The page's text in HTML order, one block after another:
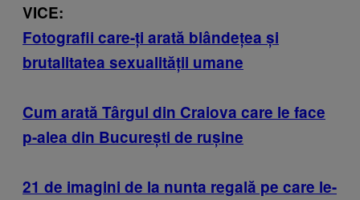
VICE:
Fotografii care-ți arată blândețea și
brutalitatea sexualității umane
Cum arată Târgul din Craiova care le face
p-alea din București de rușine
21 de imagini de la nunta regală pe care le-